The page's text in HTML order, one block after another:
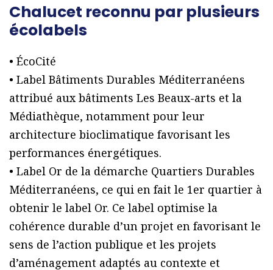
Chalucet reconnu par plusieurs
écolabels
• ÉcoCité
• Label Bâtiments Durables Méditerranéens
attribué aux bâtiments Les Beaux-arts et la
Médiathèque, notamment pour leur
architecture bioclimatique favorisant les
performances énergétiques.
• Label Or de la démarche Quartiers Durables
Méditerranéens, ce qui en fait le 1er quartier à
obtenir le label Or. Ce label optimise la
cohérence durable d’un projet en favorisant le
sens de l’action publique et les projets
d’aménagement adaptés au contexte et